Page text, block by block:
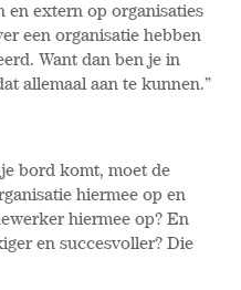
en extern op organisaties
een organisatie hebben
Want dan ben je in
allemaal aan te kunnen.”
bord komt, moet de
hiermee op en
hiermee op? En
en succesvoller? Die